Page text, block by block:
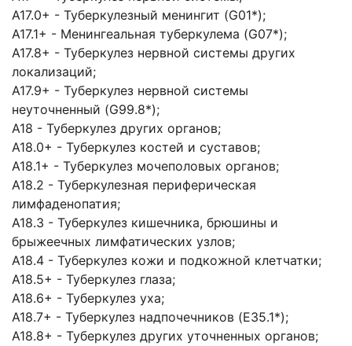
A17.0+ - Туберкулезный менингит (G01*);
A17.1+ - Менингеальная туберкулема (G07*);
A17.8+ - Туберкулез нервной системы других
локализаций;
A17.9+ - Туберкулез нервной системы
неуточненный (G99.8*);
A18 - Туберкулез других органов;
A18.0+ - Туберкулез костей и суставов;
A18.1+ - Туберкулез мочеполовых органов;
A18.2 - Туберкулезная периферическая
лимфаденопатия;
A18.3 - Туберкулез кишечника, брюшины и
брыжеечных лимфатических узлов;
A18.4 - Туберкулез кожи и подкожной клетчатки;
A18.5+ - Туберкулез глаза;
A18.6+ - Туберкулез уха;
A18.7+ - Туберкулез надпочечников (E35.1*);
A18.8+ - Туберкулез других уточненных органов;